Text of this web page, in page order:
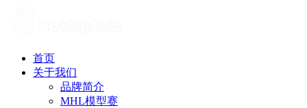
首页
关于我们
品牌简介
MHL模型赛